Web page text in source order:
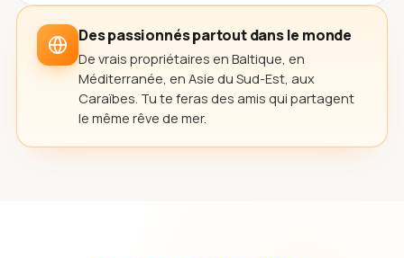
Des passionnés partout dans le monde
De vrais propriétaires en Baltique, en
Méditerranée, en Asie du Sud-Est, aux
Caraïbes. Tu te feras des amis qui partagent
le même rêve de mer.